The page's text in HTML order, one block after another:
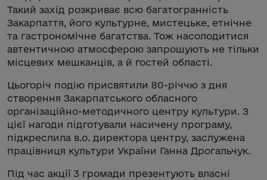
Такий захід розкриває всю багатогранність
Закарпаття, його культурне, мистецьке, етнічне
та гастрономічне багатства. Тож насолодитися
автентичною атмосферою запрошують не тільки
місцевих мешканців, а й гостей області.
Цьогоріч подію присвятили 80-річчю з дня
створення Закарпатського обласного
організаційно-методичного центру культури. З
цієї нагоди підготували насичену програму,
підкреслила в.о. директора центру, заслужена
працівниця культури України Ганна Дрогальчук.
Під час акції 3 громади презентують власні